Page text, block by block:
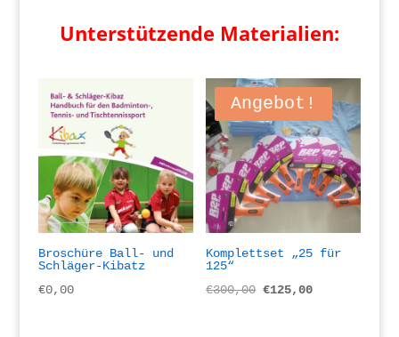
Unterstützende Materialien:
Broschüre Ball- und
Schläger-Kibatz
€0,00
Angebot!
Komplettset „25 für
125“
€300,00 Ursprünglicher
€125,00Aktueller